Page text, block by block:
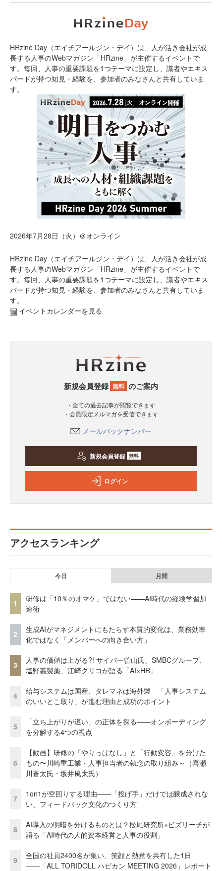
HRzine Day（エイチアールジン・デイ）は、人が活き会社が成
長する人事のWebマガジン「HRzine」が主催するイベントで
す。毎回、人事の重要課題を1つテーマに設定し、識者やエキス
パードが持つ知見・経験を、参加者のみなさんと共有していま
す。
2026年7月28日（火）＠オンライン
HRzine Day（エイチアールジン・デイ）は、人が活き会社が成
長する人事のWebマガジン「HRzine」が主催するイベントで
す。毎回、人事の重要課題を1つテーマに設定し、識者やエキス
パードが持つ知見・経験を、参加者のみなさんと共有していま
す。
イベントカレンダーを見る
新規会員登録 無料 のご案内
・全ての過去記事が閲覧できます
・会員限定メルマガを受信できます
メールバックナンバー
新規会員登録 無料
ログイン
アクセスランキング
今日 月間
1
研修は「10％のオマケ」ではない——AI時代の経験学習加
速術
2
生成AIがマネジメントにもたらす本質的変化は、業務効率
化ではなく「メンバーへの向き合い方」
3
人事の価値は上がる?! サイバー曽山氏、SMBCグループ、
塩野義製薬、江崎グリコが語る「AI×HR」
4
給与システムは国産、タレマネは海外製 「人事システム
のいいとこ取り」が進む理由と成功のポイント
5
「立ち上がりが遅い」の正体を探る——オンボーディング
を分解する4つの視点
6
【動画】研修の「やりっぱなし」と「行動変容」を分けた
もの〜川崎重工業・人事担当者の執念の取り組み～（喜瀬
川蒼太氏・坂井風太氏）
7
1on1が空回りする理由——「投げ手」だけでは醸成されな
い、フィードバック文化のつくり方
8
AI導入の明暗を分けるものとは？松尾研究所×ビズリーチが
語る「AI時代の人的資本経営と人事の役割」
9
全国の社員2400名が集い、笑顔と熱意を共有した1日
――「ALL TORIDOLL ハピカン MEETING 2026」レポート